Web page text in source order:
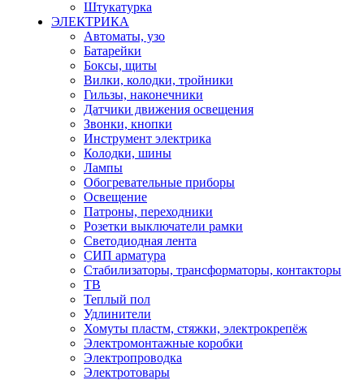
Штукатурка
ЭЛЕКТРИКА
Автоматы, узо
Батарейки
Боксы, щиты
Вилки, колодки, тройники
Гильзы, наконечники
Датчики движения освещения
Звонки, кнопки
Инструмент электрика
Колодки, шины
Лампы
Обогревательные приборы
Освещение
Патроны, переходники
Розетки выключатели рамки
Светодиодная лента
СИП арматура
Стабилизаторы, трансформаторы, контакторы
ТВ
Теплый пол
Удлинители
Хомуты пластм, стяжки, электрокрепёж
Электромонтажные коробки
Электропроводка
Электротовары